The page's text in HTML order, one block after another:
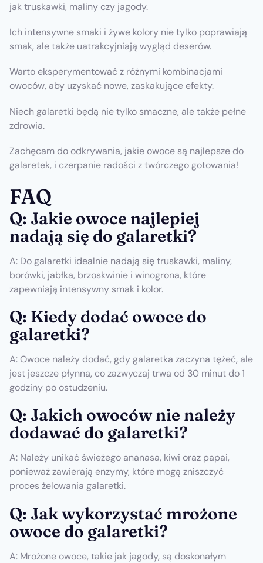
jak truskawki, maliny czy jagody.
Ich intensywne smaki i żywe kolory nie tylko poprawiają
smak, ale także uatrakcyjniają wygląd deserów.
Warto eksperymentować z różnymi kombinacjami
owoców, aby uzyskać nowe, zaskakujące efekty.
Niech galaretki będą nie tylko smaczne, ale także pełne
zdrowia.
Zachęcam do odkrywania, jakie owoce są najlepsze do
galaretek, i czerpanie radości z twórczego gotowania!
FAQ
Q: Jakie owoce najlepiej
nadają się do galaretki?
A: Do galaretki idealnie nadają się truskawki, maliny,
borówki, jabłka, brzoskwinie i winogrona, które
zapewniają intensywny smak i kolor.
Q: Kiedy dodać owoce do
galaretki?
A: Owoce należy dodać, gdy galaretka zaczyna tężeć, ale
jest jeszcze płynna, co zazwyczaj trwa od 30 minut do 1
godziny po ostudzeniu.
Q: Jakich owoców nie należy
dodawać do galaretki?
A: Należy unikać świeżego ananasa, kiwi oraz papai,
ponieważ zawierają enzymy, które mogą zniszczyć
proces żelowania galaretki.
Q: Jak wykorzystać mrożone
owoce do galaretki?
A: Mrożone owoce, takie jak jagody, są doskonałym